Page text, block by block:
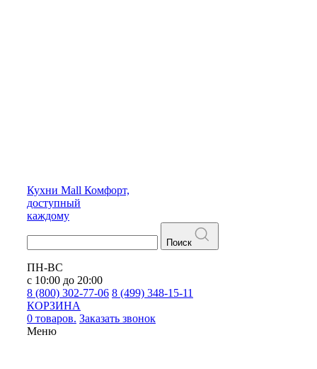
Кухни Mall Комфорт,
доступный
каждому
Поиск
ПН-ВС
с 10:00 до 20:00
8 (800) 302-77-06 8 (499) 348-15-11
КОРЗИНА
0 товаров. Заказать звонок
Меню